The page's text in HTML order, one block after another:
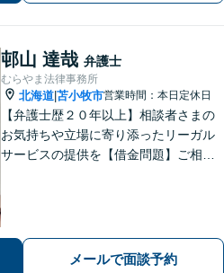
切な公正証書遺言を作成【行政書士資
格保有】
邨山 達哉 弁護士
むらやま法律事務所
北海道 苫小牧市営業時間：本日定休日
【弁護士歴２０年以上】相談者さまの
お気持ちや立場に寄り添ったリーガル
サービスの提供を【借金問題】ご相談
メールで面談予約